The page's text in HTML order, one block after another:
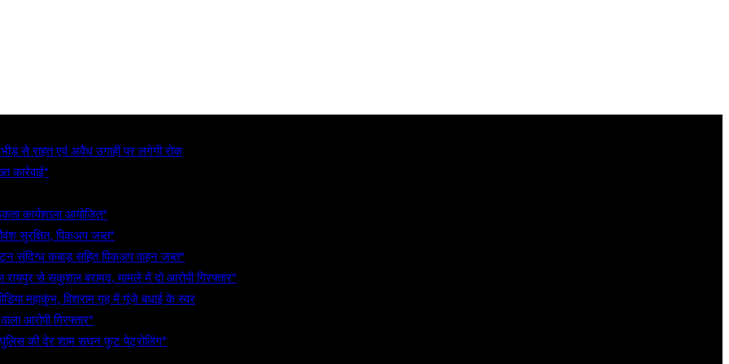
से राहत एवं अवैध उगाही पर लगेगी रोक
कार्रवाई*
कार्यशाला आयोजित*
सुरक्षित, पिकअप जब्त*
संदिग्ध कबाड़ सहित पिकअप वाहन जब्त*
से सकुशल बरामद, मामले में दो आरोपी गिरफ्तार*
महाकुंभ, विश्राम गृह में गूंजे बधाई के स्वर
आरोपी गिरफ्तार*
पुलिस की देर शाम सघन फुट पेट्रोलिंग*